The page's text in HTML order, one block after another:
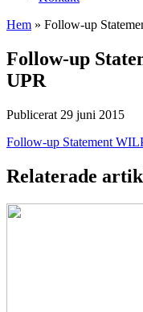
Hem » Follow-up
Follow-up
UPR
Publicerat 29 juni 2015
Follow-up Statement
Relaterade